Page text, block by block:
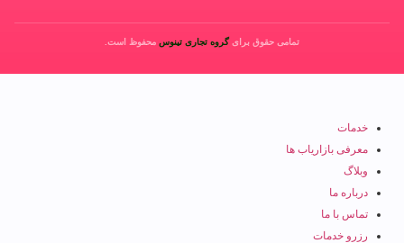
تمامی حقوق برایگروه تجاری تینوس محفوظ است.
خدمات
معرفی بازاریاب ها
وبلاگ
درباره ما
تماس با ما
رزرو خدمات